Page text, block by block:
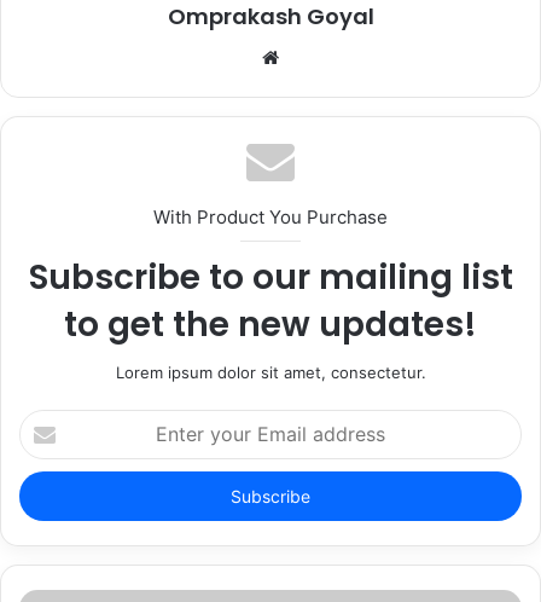
Omprakash Goyal
Website
With Product You Purchase
Subscribe to our mailing list
to get the new updates!
Lorem ipsum dolor sit amet, consectetur.
Enter
your
Email
address